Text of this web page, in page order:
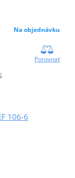
Na objednávku
Porovnať
106-6